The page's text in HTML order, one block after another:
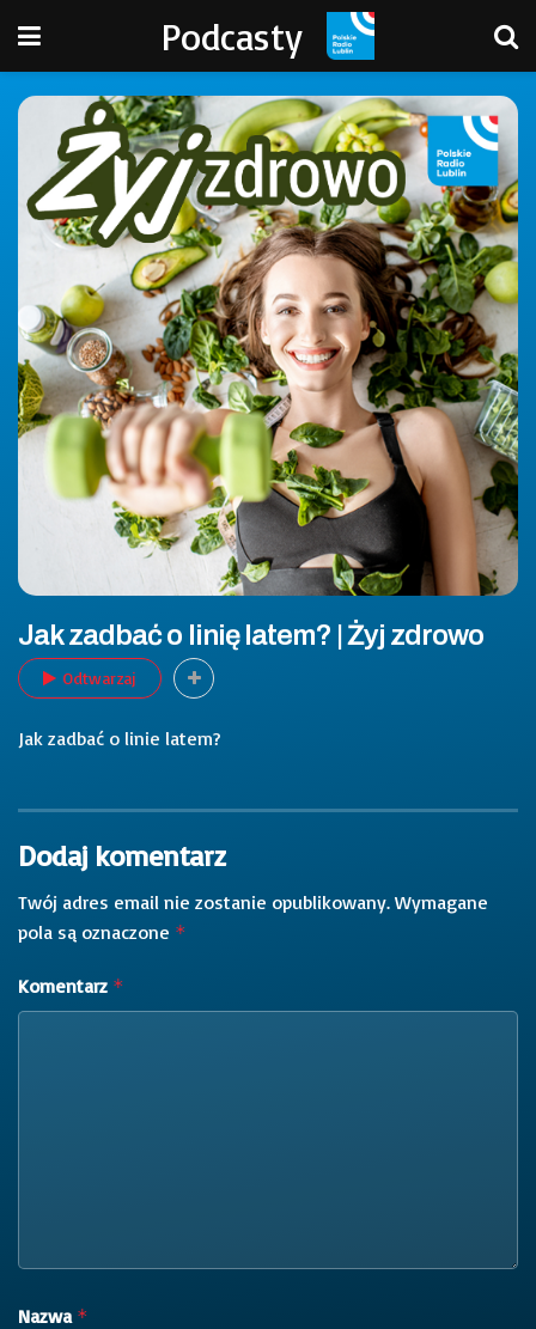
Podcasty
Jak zadbać o linię latem? | Żyj zdrowo
Odtwarzaj
Jak zadbać o linie latem?
Dodaj komentarz
Twój adres email nie zostanie opublikowany. Wymagane
pola są oznaczone *
Komentarz *
Nazwa *